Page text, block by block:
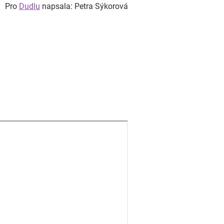
Pro Dudlu napsala: Petra Sýkorová